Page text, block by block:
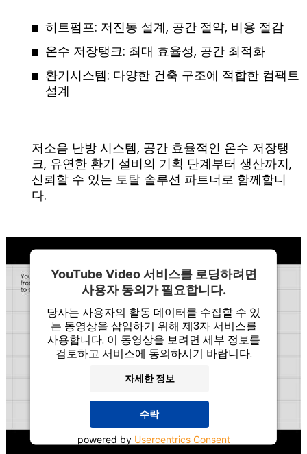
히트펌프: 저진동 설계, 공간 절약, 비용 절감
온수 저장탱크: 최대 효율성, 공간 최적화
환기시스템: 다양한 건축 구조에 적합한 컴팩트
설계
저소음 난방 시스템, 공간 효율적인 온수 저장탱
크, 유연한 환기 설비의 기획 단계부터 생산까지,
신뢰할 수 있는 토탈 솔루션 파트너로 함께합니
다.
YouTube Video 서비스를 로딩하려면
사용자 동의가 필요합니다.
당사는 사용자의 활동 데이터를 수집할 수 있
는 동영상을 삽입하기 위해 제3자 서비스를
사용합니다. 이 동영상을 보려면 세부 정보를
검토하고 서비스에 동의하시기 바랍니다.
자세한 정보
수락
powered by Usercentrics Consent